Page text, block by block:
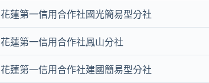
花蓮第一信用合作社國光簡易型分社
花蓮第一信用合作社鳳山分社
花蓮第一信用合作社建國簡易型分社